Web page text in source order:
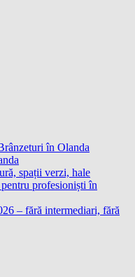
în Olanda
spații verzi, hale
profesioniști în
– fără intermediari, fără